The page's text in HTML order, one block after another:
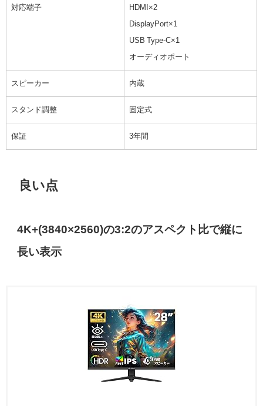
対応端子 HDMI×2
DisplayPort×1
USB Type-C×1
オーディオポート
スピーカー 内蔵
スタンド調整 固定式
保証 3年間
良い点
4K+(3840×2560)の3:2のアスペクト比で縦に
長い表示